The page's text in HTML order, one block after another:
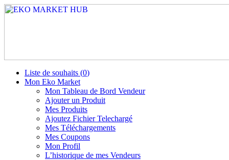
Liste de souhaits (0)
Mon Eko Market
Mon Tableau de Bord Vendeur
Ajouter un Produit
Mes Produits
Ajoutez Fichier Telechargé
Mes Téléchargements
Mes Coupons
Mon Profil
L’historique de mes Vendeurs